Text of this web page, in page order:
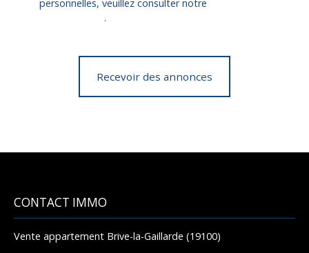
personnelles, veuillez consulter notre
.
Recevoir des annonces
CONTACT IMMO
Vente appartement Brive-la-Gaillarde (19100)